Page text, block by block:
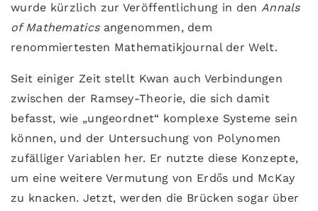
wurde kürzlich zur Veröffentlichung in den Annals
of Mathematicsangenommen, dem
renommiertesten Mathematikjournal der Welt.
Seit einiger Zeit stellt Kwan auch Verbindungen
zwischen der Ramsey-Theorie, die sich damit
befasst, wie „ungeordnet“ komplexe Systeme sein
können, und der Untersuchung von Polynomen
zufälliger Variablen her. Er nutzte diese Konzepte,
um eine weitere Vermutung von Erdős und McKay
zu knacken. Jetzt, werden die Brücken sogar über